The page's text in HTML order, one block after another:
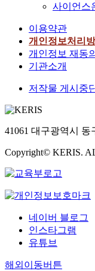
사이언스
이용약관
개인정보처리
개인정보 재동의
기관소개
저작물 게시중
41061 대구광역시 동
Copyright© KERIS.
네이버 블로그
인스타그램
유튜브
해외이동버튼